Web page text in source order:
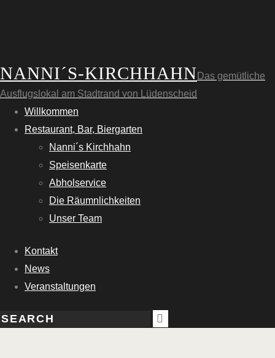
NANNI´S-KIRCHHAHN Das gemütliche
Ausflugslokal am Stadtrand von Lüdenscheid
Willkommen
Restaurant, Bar, Biergarten
Nanni´s Kirchhahn
Speisenkarte
Abholservice
Die Räumnlichkeiten
Unser Team
Kontakt
News
Veranstaltungen